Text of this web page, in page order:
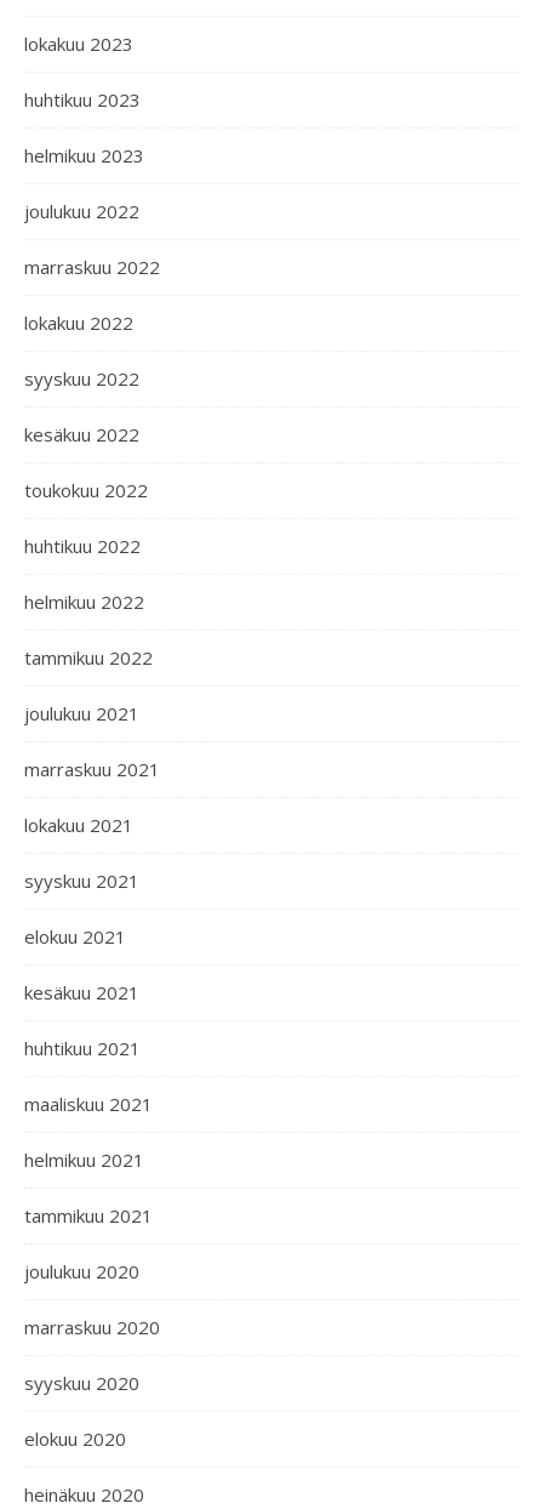
lokakuu 2023
huhtikuu 2023
helmikuu 2023
joulukuu 2022
marraskuu 2022
lokakuu 2022
syyskuu 2022
kesäkuu 2022
toukokuu 2022
huhtikuu 2022
helmikuu 2022
tammikuu 2022
joulukuu 2021
marraskuu 2021
lokakuu 2021
syyskuu 2021
elokuu 2021
kesäkuu 2021
huhtikuu 2021
maaliskuu 2021
helmikuu 2021
tammikuu 2021
joulukuu 2020
marraskuu 2020
syyskuu 2020
elokuu 2020
heinäkuu 2020